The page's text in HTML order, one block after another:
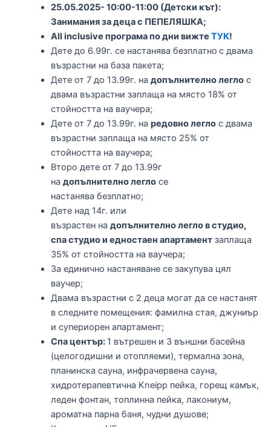
25.05.2025- 10:00-11:00 (Детски кът):
Занимания за деца с ПЕПЕЛЯШКА;
All inclusive програма по дни вижте ТУК!
Дете до 6.99г. се настанява безплатно с двама
възрастни на база пакета;
Дете от 7 до 13.99г. на допълнително леглос
двама възрастни заплаща на място 18% от
стойността на ваучера;
Дете от 7 до 13.99г. на редовно леглос двама
възрастни заплаща на място 25% от
стойността на ваучера;
Второ дете от 7 до 13.99г
на допълнително леглосе
настанява безплатно;
Дете над 14г. или
възрастен на допълнително легло в студио,
спа студио и едностаен апартаментзаплаща
35% от стойността на ваучера;
За единично настаняване се закупува цял
ваучер;
Двама възрастни с 2 деца могат да се настанят
в следните помещения: фамилна стая, джуниър
и супериорен апартамент;
Спа център: 1 вътрешен и 3 външни басейна
(целогодишни и отопляеми), термална зона,
планинска сауна, инфрачервена сауна,
хидротерапевтична Kneipp пейка, горещ камък,
леден фонтан, топлинна пейка, лакониум,
ароматна парна баня, чудни душове;